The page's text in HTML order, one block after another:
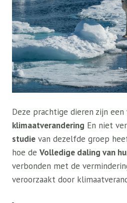
Deze prachtige dieren zijn een
klimaatverandering En niet
studie van dezelfde groep
hoe de Volledige daling van
verbonden met de
veroorzaakt door